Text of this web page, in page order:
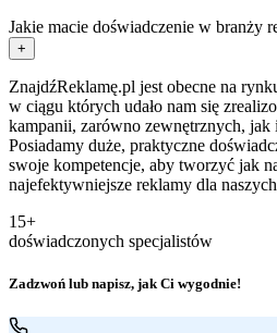
Jakie macie doświadczenie w branży
+
ZnajdźReklamę.pl jest obecne na
w ciągu których udało nam się
kampanii, zarówno zewnętrznych, jak
Posiadamy duże, praktyczne
swoje kompetencje, aby tworzyć jak
najefektywniejsze reklamy dla
15+
doświadczonych specjalistów
Zadzwoń lub napisz, jak Ci wygodnie!